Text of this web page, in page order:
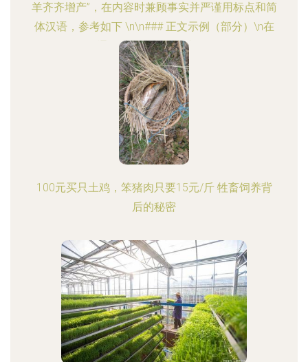
羊齐齐增产”，在内容时兼顾事实并严谨用标点和简
体汉语，参考如下 \n\n### 正文示例（部分）\n在
通渭县区域规划之中，\
100元买只土鸡，笨猪肉只要15元/斤 牲畜饲养背
后的秘密